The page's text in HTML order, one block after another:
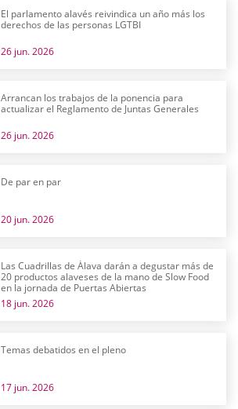
El parlamento alavés reivindica un año más los
derechos de las personas LGTBI
26 jun. 2026
Arrancan los trabajos de la ponencia para
actualizar el Reglamento de Juntas Generales
26 jun. 2026
De par en par
20 jun. 2026
Las Cuadrillas de Álava darán a degustar más de
20 productos alaveses de la mano de Slow Food
en la jornada de Puertas Abiertas
18 jun. 2026
Temas debatidos en el pleno
17 jun. 2026